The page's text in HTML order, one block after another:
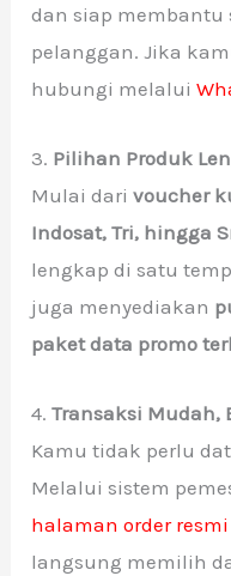
dan siap membantu
pelanggan. Jika
hubungi melalui
3. Pilihan Produk
Mulai darivoucher
Indosat, Tri, hingga
lengkap di satu
juga menyediakan
paket data promo
4.Transaksi Mudah,
Kamu tidak perlu
Melalui sistem
halaman order
langsung memilih